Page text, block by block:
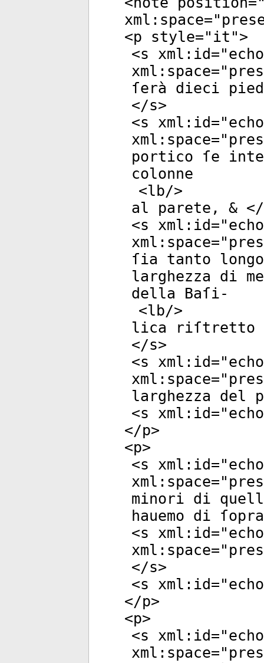
xml:space="
<p style=" it ">
<s xml:id="
xml:space="
ſerà dieci
</s>
<s xml:id="
xml:space="
portico ſe
colonne
<lb/>
al parete, & </
<s xml:id="
xml:space="
ſia tanto
larghezza di
della Baſi-
<lb/>
lica riſtretto
</s>
<s xml:id="
xml:space="
larghezza del
<s xml:id="
</p>
<p>
<s xml:id="
xml:space="
minori di
hauemo di
<s xml:id="
xml:space="
</s>
<s xml:id="
</p>
<p>
<s xml:id="
xml:space="